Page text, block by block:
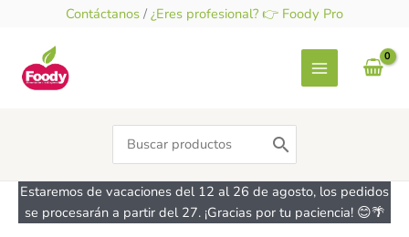
contenido
Contáctanos / ¿Eres profesional? 👉 Foody Pro
Search
for:
Estaremos de vacaciones del 12 al 26 de agosto, los pedidos
se procesarán a partir del 27. ¡Gracias por tu paciencia! 😊🌴